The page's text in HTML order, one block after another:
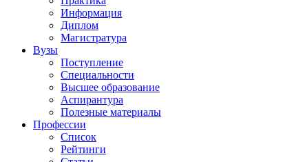
Информация
Диплом
Магистратура
Вузы
Поступление
Специальности
Высшее образование
Аспирантура
Полезные материалы
Профессии
Список
Рейтинги